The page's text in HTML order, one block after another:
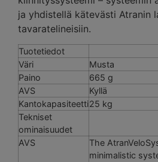
ja yhdistellä kätevästi Atranin
tavaratelineisiin.
Tuotetiedot
Väri
Musta
Paino
665 g
AVS
Kyllä
Kantokapasiteetti25 kg
Tekniset
ominaisuudet
AVS
The
minimalistic